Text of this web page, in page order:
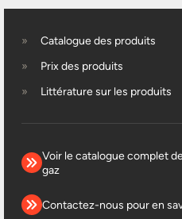
Catalogue des produits
Prix des produits
Littérature sur les produits
Voir le catalogue complet
gaz
Contactez-nous pour en